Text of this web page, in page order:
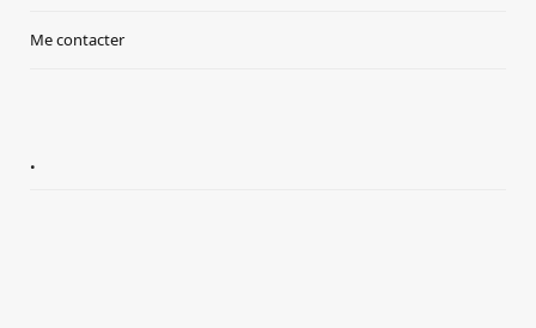
Me contacter
.